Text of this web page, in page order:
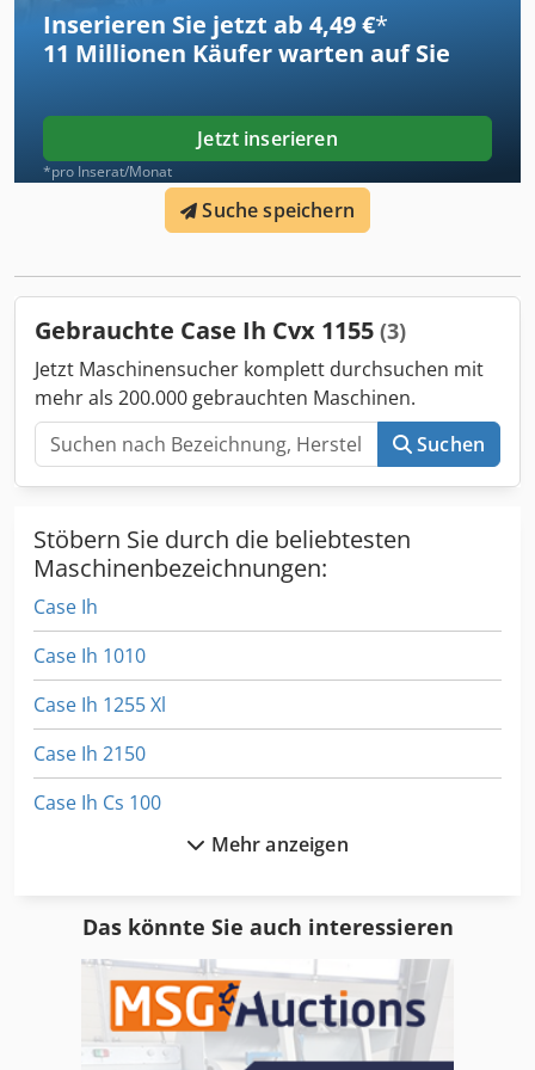
Umständen abgebildete Gegenstände sind ggf. Bestandteil
eines anderen Angebotes. Irrtümer vorbehalten.
Inventarnummer: 2926-26
Inserieren Sie jetzt ab 4,49 €*
11 Millionen Käufer warten auf Sie
Jetzt inserieren
*pro Inserat/Monat
Suche speichern
Gebrauchte Case Ih Cvx 1155 (3)
Jetzt Maschinensucher komplett durchsuchen mit
mehr als 200.000 gebrauchten Maschinen.
Suchen
Stöbern Sie durch die beliebtesten
Maschinenbezeichnungen:
Case Ih
Case Ih 1010
Case Ih 1255 Xl
Case Ih 2150
Case Ih Cs 100
Case Ih Cs 94
Case Ih Cvx 1170
Mehr anzeigen
Das könnte Sie auch interessieren